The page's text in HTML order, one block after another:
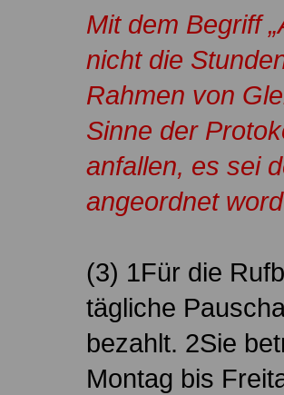
Mit dem Begriff
nicht die
Rahmen von
Sinne der
anfallen, es sei
angeordnet
(3) 1Für die
tägliche
bezahlt. 2Sie
Montag bis